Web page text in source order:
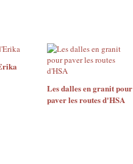
Les dalles en granit pour
paver les routes d'HSA